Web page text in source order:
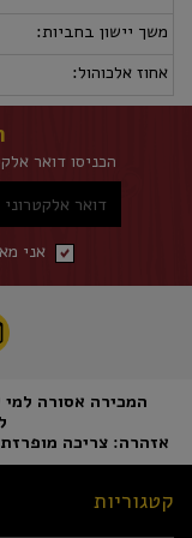
משך יישון בחביות:
אחוז אלכוהול:
הכניסו דואר
דואר אלקטרוני
אני
אזהרה: צריכה
קטגוריות